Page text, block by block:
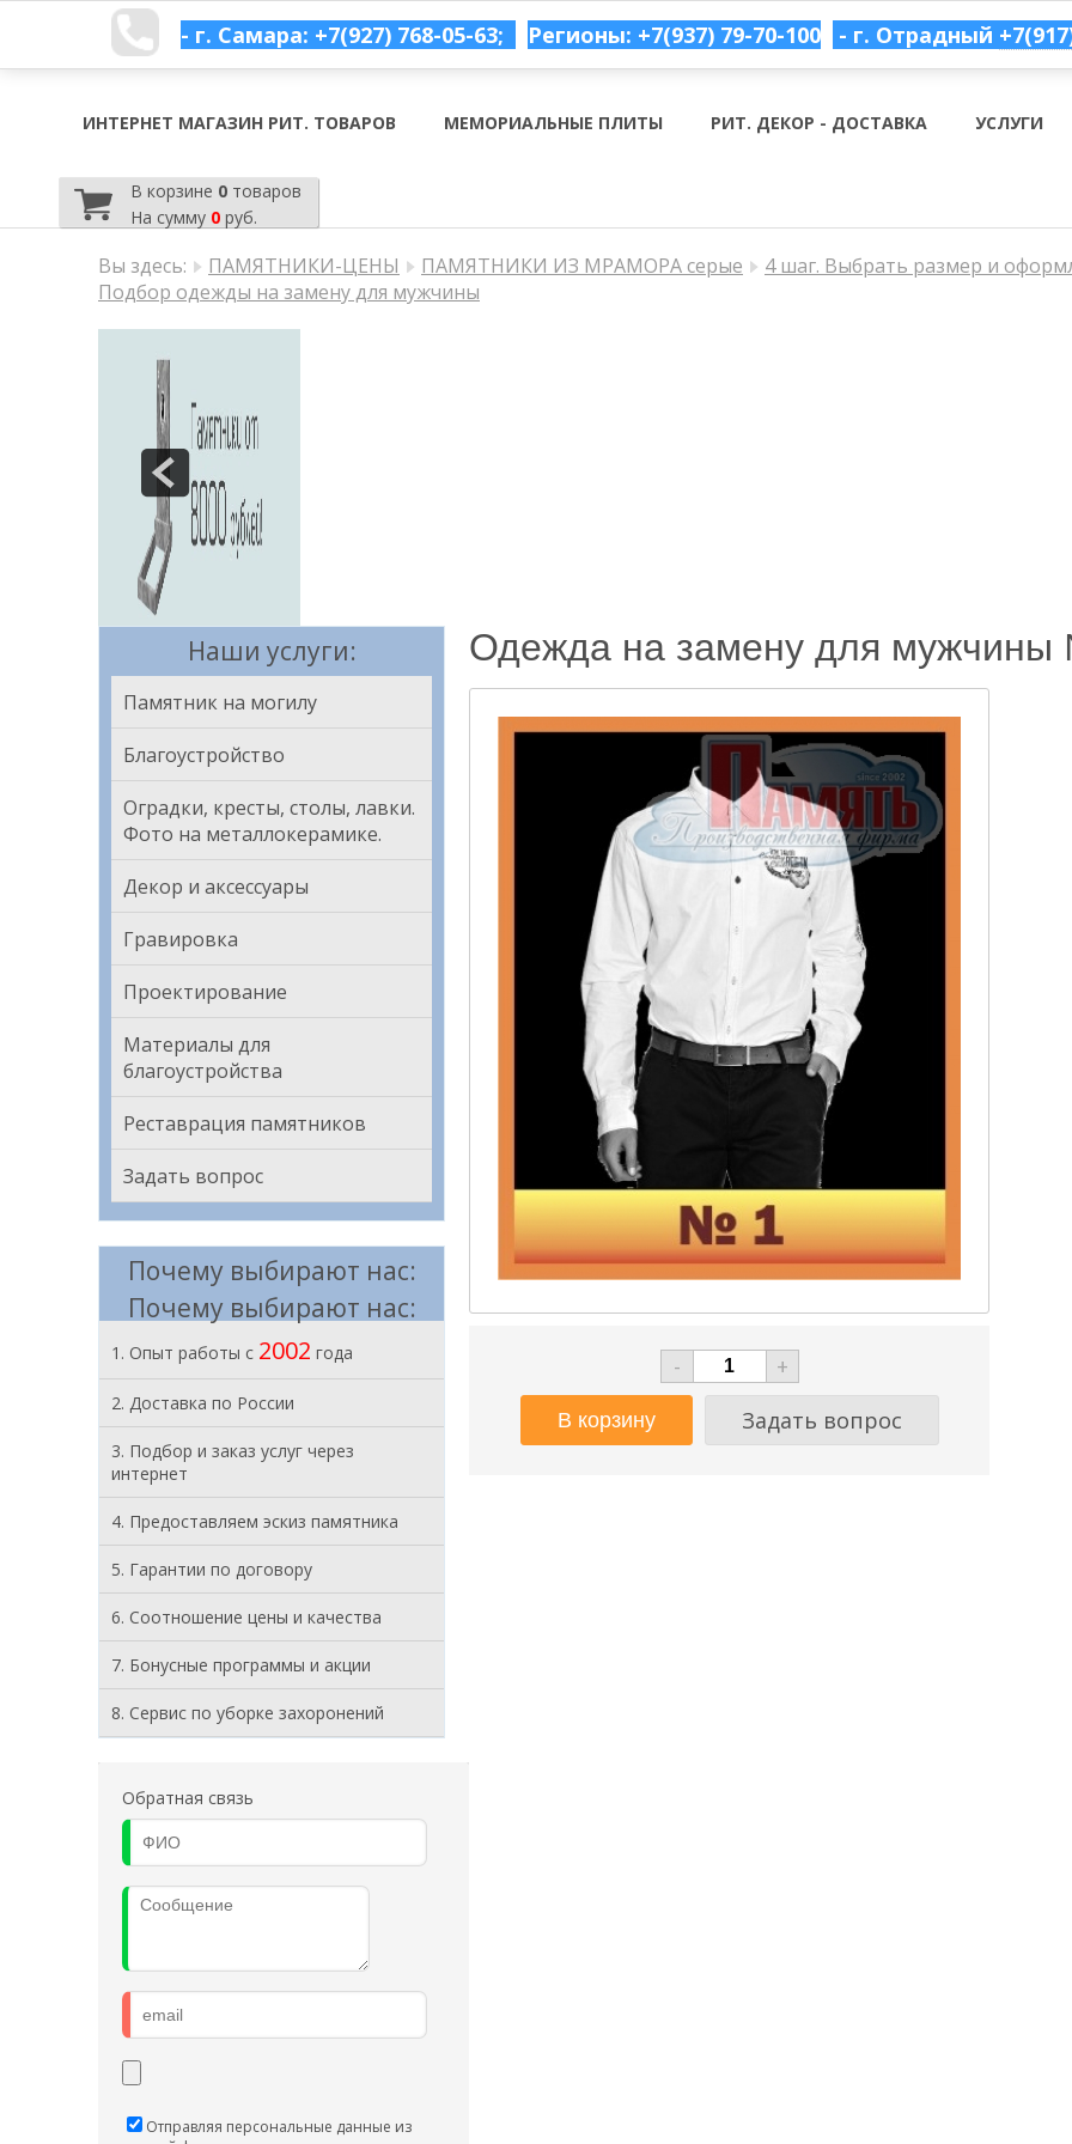
- г. Самара: +7(927) 768-05-63; Регионы: +7(937) 79-70-100 - г. Отрадный
ИНТЕРНЕТ МАГАЗИН РИТ. ТОВАРОВ МЕМОРИАЛЬНЫЕ ПЛИТЫ РИТ. ДЕКОР - ДОСТАВКА УСЛУГИ
В корзине 0товаров
На сумму 0руб.
Вы здесь: ПАМЯТНИКИ-ЦЕНЫ ПАМЯТНИКИ ИЗ МРАМОРА серые
4 шаг. Выбрать размер и
Подбор одежды на замену для мужчины
Наши услуги:
Памятник на могилу
Благоустройство
Оградки, кресты, столы, лавки.
Фото на металлокерамике.
Декор и аксессуары
Гравировка
Проектирование
Материалы для
благоустройства
Реставрация памятников
Задать вопрос
Почему выбирают нас:
Почему выбирают нас:
1. Опыт работы с 2002 года
2. Доставка по России
3. Подбор и заказ услуг через
интернет
4. Предоставляем эскиз памятника
5. Гарантии по договору
6. Соотношение цены и качества
7. Бонусные программы и акции
8. Cервис по уборке захоронений
Обратная связь
Отправляя персональные данные из
Одежда на замену для
-
+
Задать вопрос